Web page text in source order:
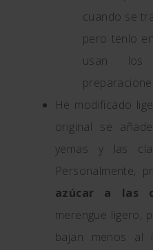
cuando se
pero tenlo
usan
He modificado
original se
yemas y las
Personalmente,
azúcar a las
merengue ligero,
bajan menos al